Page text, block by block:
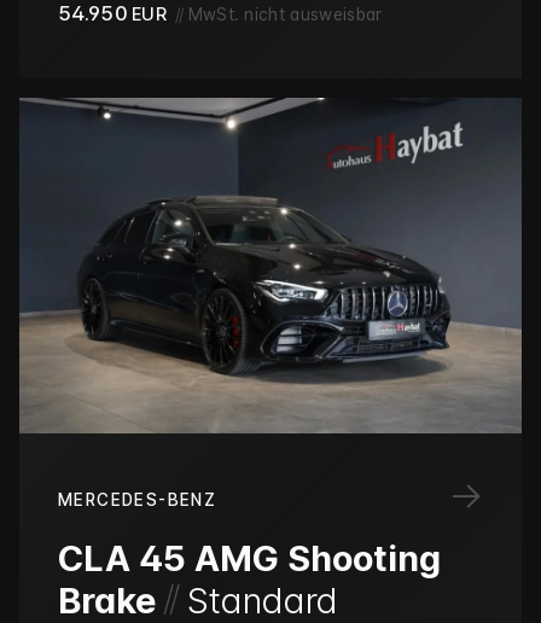
54.950 EUR // MwSt. nicht ausweisbar
→
MERCEDES-BENZ
CLA 45 AMG Shooting
Brake // Standard